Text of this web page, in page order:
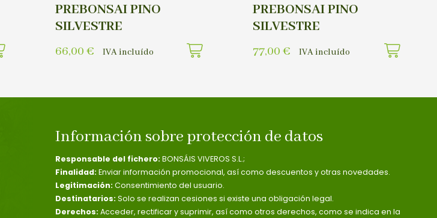
PREBONSAI PINO
SILVESTRE
66,00 € IVA incluído
PREBONSAI PINO
SILVESTRE
77,00 € IVA incluído
Información sobre protección de datos
Responsable del fichero: BONSÁIS VIVEROS S.L.;
Finalidad: Enviar información promocional, así como descuentos y otras novedades.
Legitimación: Consentimiento del usuario.
Destinatarios: Solo se realizan cesiones si existe una obligación legal.
Derechos: Acceder, rectificar y suprimir, así como otros derechos, como se indica en la